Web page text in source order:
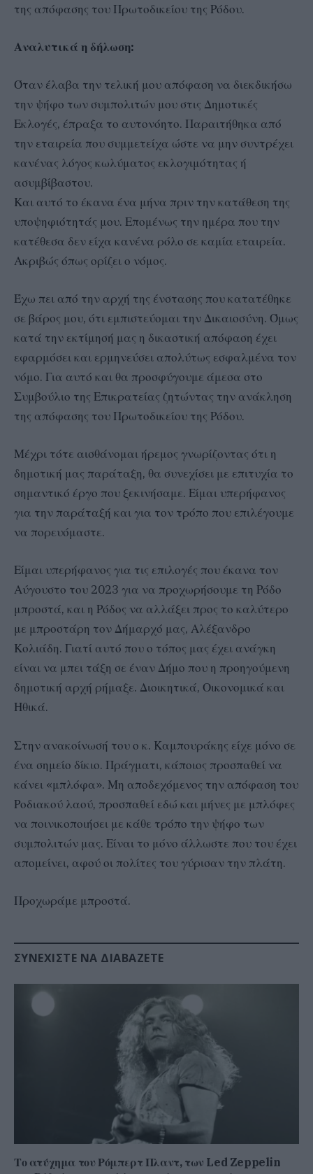
της απόφασης του Πρωτοδικείου της Ρόδου.
Αναλυτικά η δήλωση:
Όταν έλαβα την τελική μου απόφαση να διεκδικήσω
την ψήφο των συμπολιτών μου στις Δημοτικές
Εκλογές, έπραξα το αυτονόητο. Παραιτήθηκα από
την εταιρεία που συμμετείχα ώστε να μην συντρέχει
κανένας λόγος κωλύματος εκλογιμότητας ή
ασυμβίβαστου.
Και αυτό το έκανα ένα μήνα πριν την κατάθεση της
υποψηφιότητάς μου. Επομένως την ημέρα που την
κατέθεσα δεν είχα κανένα ρόλο σε καμία εταιρεία.
Ακριβώς όπως ορίζει ο νόμος.
Έχω πει από την αρχή της ένστασης που κατατέθηκε
σε βάρος μου, ότι εμπιστεύομαι την Δικαιοσύνη. Όμως
κατά την εκτίμησή μας η δικαστική απόφαση έχει
εφαρμόσει και ερμηνεύσει απολύτως εσφαλμένα τον
νόμο. Για αυτό και θα προσφύγουμε άμεσα στο
Συμβούλιο της Επικρατείας ζητώντας την ανάκληση
της απόφασης του Πρωτοδικείου της Ρόδου.
Μέχρι τότε αισθάνομαι ήρεμος γνωρίζοντας ότι η
δημοτική μας παράταξη, θα συνεχίσει με επιτυχία το
σημαντικό έργο που ξεκινήσαμε. Είμαι υπερήφανος
για την παράταξή και για τον τρόπο που επιλέγουμε
να πορευόμαστε.
Είμαι υπερήφανος για τις επιλογές που έκανα τον
Αύγουστο του 2023 για να προχωρήσουμε τη Ρόδο
μπροστά, και η Ρόδος να αλλάξει προς το καλύτερο
με μπροστάρη τον Δήμαρχό μας, Αλέξανδρο
Κολιάδη. Γιατί αυτό που ο τόπος μας έχει ανάγκη
είναι να μπει τάξη σε έναν Δήμο που η προηγούμενη
δημοτική αρχή ρήμαξε. Διοικητικά, Οικονομικά και
Ηθικά.
Στην ανακοίνωσή του ο κ. Καμπουράκης είχε μόνο σε
ένα σημείο δίκιο. Πράγματι, κάποιος προσπαθεί να
κάνει «μπλόφα». Μη αποδεχόμενος την απόφαση του
Ροδιακού λαού, προσπαθεί εδώ και μήνες με μπλόφες
να ποινικοποιήσει με κάθε τρόπο την ψήφο των
συμπολιτών μας. Είναι το μόνο άλλωστε που του έχει
απομείνει, αφού οι πολίτες του γύρισαν την πλάτη.
Προχωράμε μπροστά.
ΣΥΝΕΧΊΣΤΕ ΝΑ ΔΙΑΒΆΖΕΤΕ
Το ατύχημα του Ρόμπερτ Πλαντ, των Led Zeppelin